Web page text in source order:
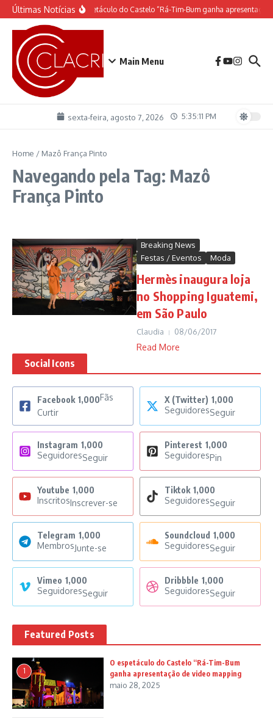
Ir para o conteúdo
Últimas NotíciasO espetáculo do Castelo “Rá-Tim-Bum ganha
Main Menu
sexta-feira, agosto 7, 2026 5:35:11 PM
Home / Mazô França Pinto
Navegando pela Tag: Mazô
França Pinto
Breaking News
Festas / Eventos
Moda
Hermès inaugura loja
no Shopping Iguatemi,
em São Paulo
Claudia 08/06/2017
Read More
Social Icons
Facebook 1,000Fãs
Curtir
X (Twitter) 1,000
SeguidoresSeguir
Instagram 1,000
SeguidoresSeguir
Pinterest 1,000
SeguidoresPin
Youtube 1,000
InscritosInscrever-se
Tiktok 1,000
SeguidoresSeguir
Telegram 1,000
MembrosJunte-se
Soundcloud 1,000
SeguidoresSeguir
Vimeo 1,000
SeguidoresSeguir
Dribbble 1,000
SeguidoresSeguir
Featured Posts
1
O espetáculo do Castelo “Rá-Tim-Bum
ganha apresentação de video mapping
maio 28, 2025